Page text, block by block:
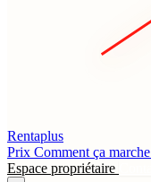
Rentaplus
Prix Comment ça marche
Espace propriétaire